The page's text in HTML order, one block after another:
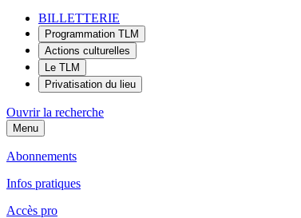
BILLETTERIE
Programmation TLM
Actions culturelles
Le TLM
Privatisation du lieu
Ouvrir la recherche
Menu
Abonnements
Infos pratiques
Accès pro